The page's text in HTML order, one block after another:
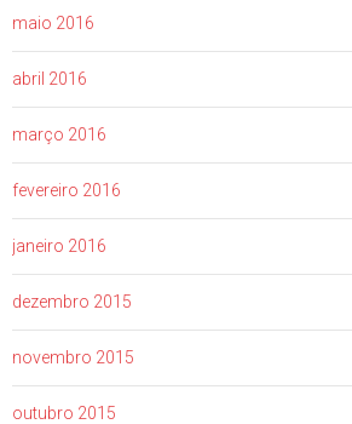
maio 2016
abril 2016
março 2016
fevereiro 2016
janeiro 2016
dezembro 2015
novembro 2015
outubro 2015